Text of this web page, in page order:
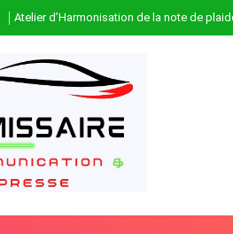
Atelier d’Harmonisation de la note de